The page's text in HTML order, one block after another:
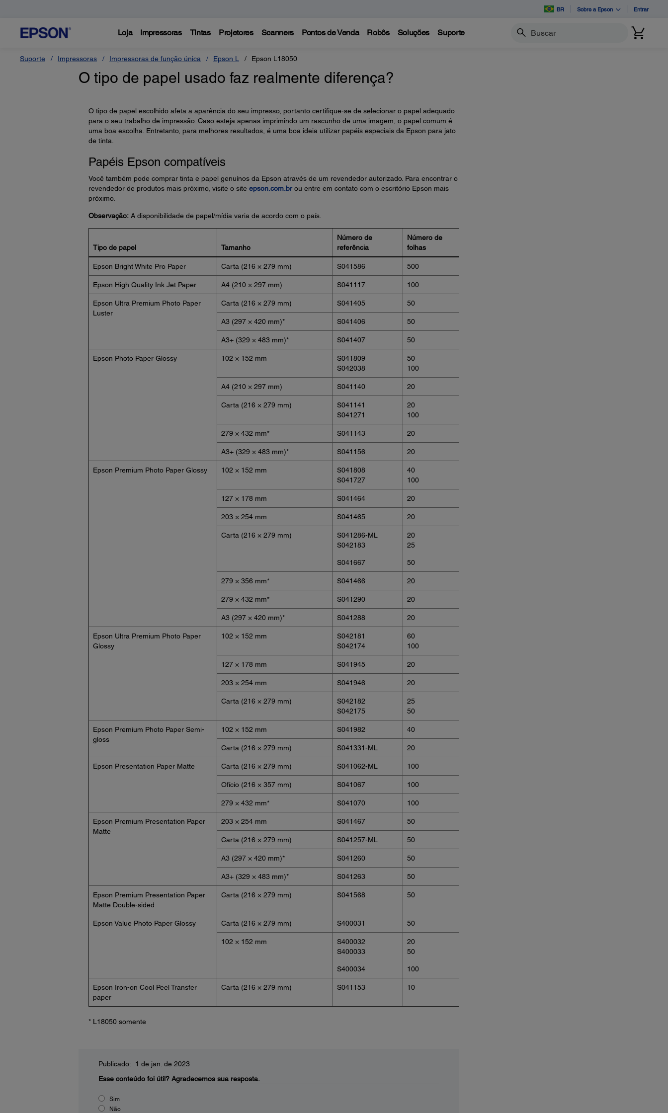
BR Sobre a Epson Entrar
Loja Impressoras Tintas Projetores Scanners Pontos de Venda Robôs Soluções Suporte Buscar
Suporte Impressoras Impressoras de função única Epson L Epson L18050
O tipo de papel usado faz realmente diferença?
O tipo de papel escolhido afeta a aparência do seu impresso, portanto certifique-se de selecionar o papel adequado
para o seu trabalho de impressão. Caso esteja apenas imprimindo um rascunho de uma imagem, o papel comum é
uma boa escolha. Entretanto, para melhores resultados, é uma boa ideia utilizar papéis especiais da Epson para jato
de tinta.
Papéis Epson compatíveis
Você também pode comprar tinta e papel genuínos da Epson através de um revendedor autorizado. Para encontrar o
revendedor de produtos mais próximo, visite o site epson.com.brou entre em contato com o escritório Epson mais
próximo.
Observação:A disponibilidade de papel/mídia varia de acordo com o país.
Tipo de papel Tamanho
Número de
referência
Número de
folhas
Epson Bright White Pro Paper Carta (216 × 279 mm) S041586 500
Epson High Quality Ink Jet Paper A4 (210 × 297 mm) S041117 100
Epson Ultra Premium Photo Paper
Luster
Carta (216 × 279 mm) S041405 50
A3 (297 × 420 mm)* S041406 50
A3+ (329 × 483 mm)* S041407 50
Epson Photo Paper Glossy 102 × 152 mm
S041809
S042038
50
100
A4 (210 × 297 mm) S041140 20
Carta (216 × 279 mm)
S041141
S041271
20
100
279 × 432 mm* S041143 20
A3+ (329 × 483 mm)* S041156 20
Epson Premium Photo Paper Glossy 102 × 152 mm
S041808
S041727
40
100
127 × 178 mm S041464 20
203 × 254 mm S041465 20
Carta (216 × 279 mm)
S041286-ML
S042183
S041667
20
25
50
279 × 356 mm* S041466 20
279 × 432 mm* S041290 20
A3 (297 × 420 mm)* S041288 20
Epson Ultra Premium Photo Paper
Glossy
102 × 152 mm
S042181
S042174
60
100
127 × 178 mm S041945 20
203 × 254 mm S041946 20
Carta (216 × 279 mm)
S042182
S042175
25
50
Epson Premium Photo Paper Semi-
gloss
102 × 152 mm S041982 40
Carta (216 × 279 mm) S041331-ML 20
Epson Presentation Paper Matte Carta (216 × 279 mm) S041062-ML 100
Ofício (216 × 357 mm) S041067 100
279 × 432 mm* S041070 100
Epson Premium Presentation Paper
Matte
203 × 254 mm S041467 50
Carta (216 × 279 mm) S041257-ML 50
A3 (297 × 420 mm)* S041260 50
A3+ (329 × 483 mm)* S041263 50
Epson Premium Presentation Paper
Matte Double-sided
Carta (216 × 279 mm) S041568 50
Epson Value Photo Paper Glossy Carta (216 × 279 mm) S400031 50
102 × 152 mm
S400032
S400033
S400034
20
50
100
Epson Iron-on Cool Peel Transfer
paper
Carta (216 × 279 mm) S041153 10
* L18050 somente
Publicado: 1 de jan. de 2023
Esse conteúdo foi útil? Agradecemos sua resposta.
Sim
Não